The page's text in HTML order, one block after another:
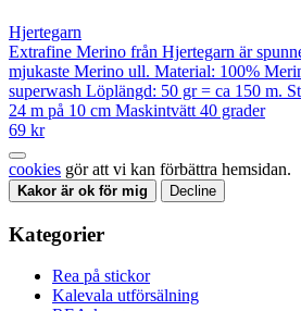
Hjertegarn
Extrafine Merino från Hjertegarn är
mjukaste Merino ull. Material: 100%
superwash Löplängd: 50 gr = ca 150 m.
24 m på 10 cm Maskintvätt 40 grader
69 kr
cookies gör att vi kan förbättra hemsidan.
Kakor är ok för mig Decline
Kategorier
Rea på stickor
Kalevala utförsälning